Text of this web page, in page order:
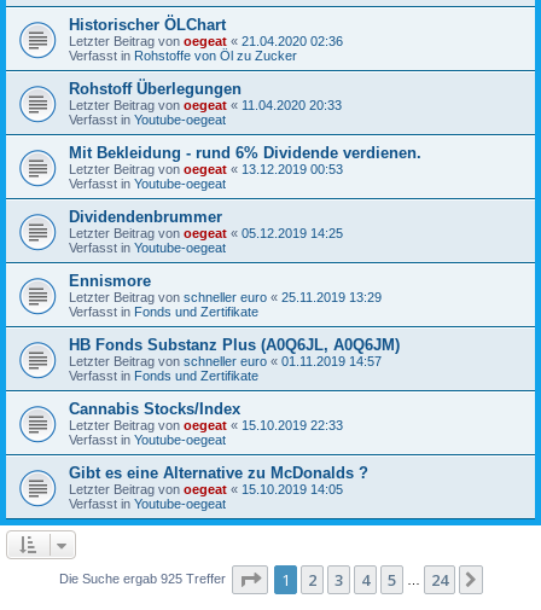
Historischer ÖLChart
Letzter Beitrag von oegeat « 21.04.2020 02:36
Verfasst in Rohstoffe von Öl zu Zucker
Rohstoff Überlegungen
Letzter Beitrag von oegeat « 11.04.2020 20:33
Verfasst in Youtube-oegeat
Mit Bekleidung - rund 6% Dividende verdienen.
Letzter Beitrag von oegeat « 13.12.2019 00:53
Verfasst in Youtube-oegeat
Dividendenbrummer
Letzter Beitrag von oegeat « 05.12.2019 14:25
Verfasst in Youtube-oegeat
Ennismore
Letzter Beitrag von schneller euro « 25.11.2019 13:29
Verfasst in Fonds und Zertifikate
HB Fonds Substanz Plus (A0Q6JL, A0Q6JM)
Letzter Beitrag von schneller euro « 01.11.2019 14:57
Verfasst in Fonds und Zertifikate
Cannabis Stocks/Index
Letzter Beitrag von oegeat « 15.10.2019 22:33
Verfasst in Youtube-oegeat
Gibt es eine Alternative zu McDonalds ?
Letzter Beitrag von oegeat « 15.10.2019 14:05
Verfasst in Youtube-oegeat
Die Suche ergab 925 Treffer Seite 1von 24
1 2 3 4 5 24